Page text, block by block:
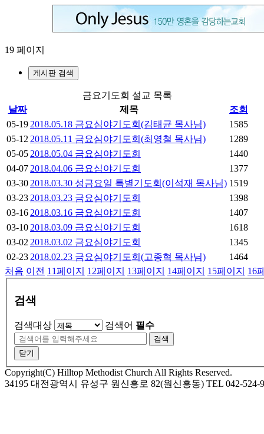
19 페이지
게시판 검색
금요기도회 설교 목록
날짜
제목
조회
05-19 2018.05.18 금요심야기도회(김태균 목사님)
1585
05-12 2018.05.11 금요심야기도회(최영철 목사님)
1289
05-05 2018.05.04 금요심야기도회
1440
04-07 2018.04.06 금요심야기도회
1377
03-30 2018.03.30 성금요일 특별기도회(이석재 목사님) 1519
03-23 2018.03.23 금요심야기도회
1398
03-16 2018.03.16 금요심야기도회
1407
03-10 2018.03.09 금요심야기도회
1618
03-02 2018.03.02 금요심야기도회
1345
02-23 2018.02.23 금요심야기도회(고종혁 목사님)
1464
처음 이전 11페이지 12페이지 13페이지 14페이지 15페이지 16
검색
검색대상 검색어 필수
검색
닫기
Copyright(C) Hilltop Methodist Church All Rights Reserved.
34195 대전광역시 유성구 원신흥로 82(원신흥동) TEL 042-524-